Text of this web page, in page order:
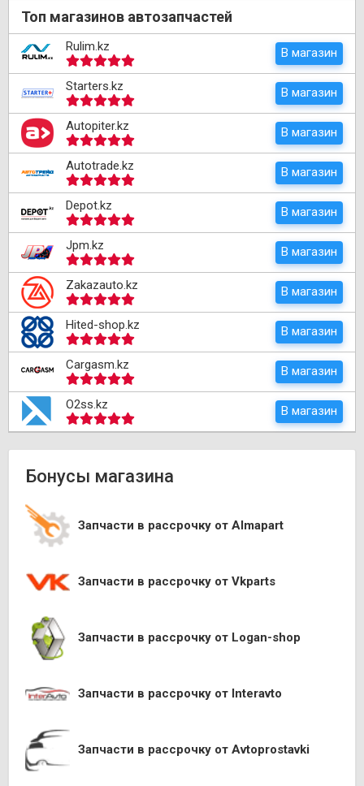
Топ магазинов автозапчастей
Rulim.kz В магазин
Starters.kz В магазин
Autopiter.kz В магазин
Autotrade.kz В магазин
Depot.kz В магазин
Jpm.kz В магазин
Zakazauto.kz В магазин
Hited-shop.kz В магазин
Cargasm.kz В магазин
O2ss.kz В магазин
Бонусы магазина
Запчасти в рассрочку от Almapart
Запчасти в рассрочку от Vkparts
Запчасти в рассрочку от Logan-shop
Запчасти в рассрочку от Interavto
Запчасти в рассрочку от Avtoprostavki